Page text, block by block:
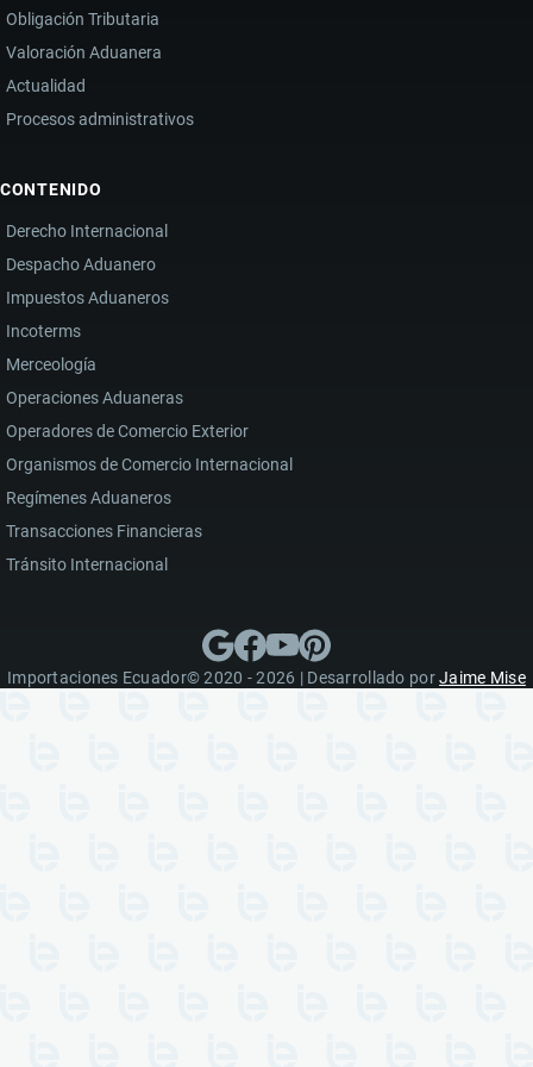
COMERCIO
Obligación Tributaria
Valoración Aduanera
Actualidad
Procesos administrativos
CONTENIDO
Derecho Internacional
Despacho Aduanero
Impuestos Aduaneros
Incoterms
Merceología
Operaciones Aduaneras
Operadores de Comercio Exterior
Organismos de Comercio Internacional
Regímenes Aduaneros
Transacciones Financieras
Tránsito Internacional
Importaciones Ecuador© 2020 - 2026 | Desarrollado porJaime Mise